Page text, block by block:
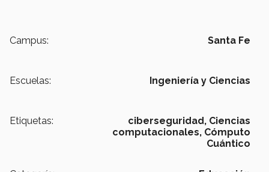
Campus: Santa Fe
Escuelas: Ingeniería y Ciencias
Etiquetas: ciberseguridad, Ciencias
computacionales, Cómputo
Cuántico